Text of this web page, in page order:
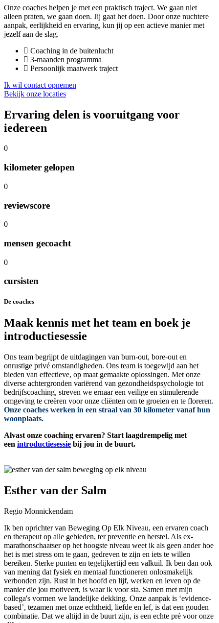
Onze coaches helpen je met een praktisch traject. We gaan niet
alleen praten, we gaan doen. Jij gaat het doen. Door onze nuchtere
aanpak, eerlijkheid en ervaring, kun jij op een actieve manier met
jezelf aan de slag.
Coaching in de buitenlucht
3-maanden programma
Persoonlijk maatwerk traject
Ik wil contact opnemen
Bekijk onze locaties
Ervaring delen is vooruitgang voor
iedereen
0
kilometer gelopen
0
reviewscore
0
mensen gecoacht
0
cursisten
De coaches
Maak kennis met het team en boek je
introductiesessie
Ons team begrijpt de uitdagingen van burn-out, bore-out en
onrustige privé omstandigheden. Ons team is toegewijd aan het
bieden van effectieve, op maat gemaakte oplossingen. Met onze
diverse achtergronden variërend van gezondheidspsychologie tot
bedrijfscoaching, streven we ernaar een veilige en stimulerende
omgeving te creëren voor onze cliënten om te groeien en te floreren.
Onze coaches werken in een straal van 30 kilometer vanaf hun
woonplaats.
Alvast onze coaching ervaren? Start laagdrempelig met
een introductiesessie bij jou in de buurt.
Esther van der Salm
Regio Monnickendam
Ik ben oprichter van Beweging Op Elk Niveau, een ervaren coach
en therapeut op alle gebieden, ter preventie en herstel. Als ex-
marathonschaatser op het hoogste niveau weet ik als geen ander hoe
het is met stress om te gaan, gedreven te zijn en iets te willen
bereiken. Sterke punten en tegelijkertijd een valkuil. Ik ben dan ook
van mening dat fysiek en mentaal functioneren onlosmakelijk
verbonden zijn. Rust in het hoofd en lijf, werken en leven op de
manier die jou motiveert, is waar ik voor sta. Samen met mijn
collega's vormen we landelijke dekking. Onze aanpak is ‘evidence-
based’, tezamen met onze echtheid, liefde en lef, is dat een gouden
combinatie. Dat we altijd in de buurt zijn, is een echte pré voor onze